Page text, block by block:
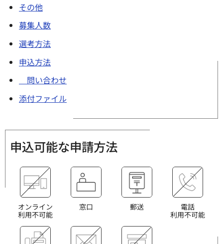
その他
募集人数
選考方法
申込方法
問い合わせ
添付ファイル
申込可能な申請方法
オンライン
利用不可能
窓口 郵送
電話
利用不可能